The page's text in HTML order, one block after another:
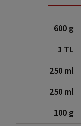
600 g
1 TL
250 ml
250 ml
100 g